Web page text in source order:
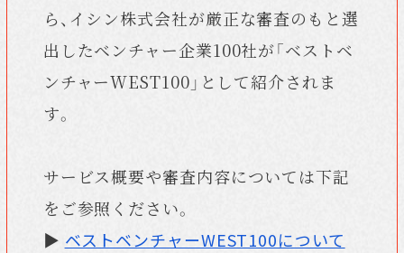
ら、イシン株式会社が厳正な審査のもと選
出したベンチャー企業100社が「ベストベ
ンチャーWEST100」として紹介されま
す。
サービス概要や審査内容については下記
をご参照ください。
▶ ベストベンチャーWEST100について